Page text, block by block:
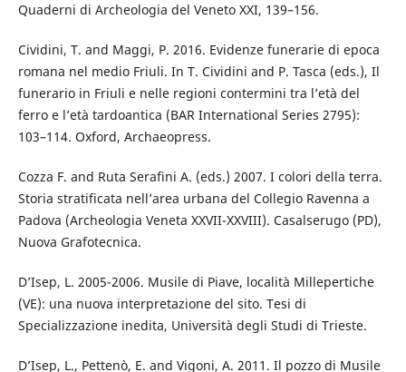
Quaderni di Archeologia del Veneto XXI, 139–156.
Cividini, T. and Maggi, P. 2016. Evidenze funerarie di epoca
romana nel medio Friuli. In T. Cividini and P. Tasca (eds.), Il
funerario in Friuli e nelle regioni contermini tra l’età del
ferro e l’età tardoantica (BAR International Series 2795):
103–114. Oxford, Archaeopress.
Cozza F. and Ruta Serafini A. (eds.) 2007. I colori della terra.
Storia stratificata nell’area urbana del Collegio Ravenna a
Padova (Archeologia Veneta XXVII-XXVIII). Casalserugo (PD),
Nuova Grafotecnica.
D’Isep, L. 2005-2006. Musile di Piave, località Millepertiche
(VE): una nuova interpretazione del sito. Tesi di
Specializzazione inedita, Università degli Studi di Trieste.
D’Isep, L., Pettenò, E. and Vigoni, A. 2011. Il pozzo di Musile